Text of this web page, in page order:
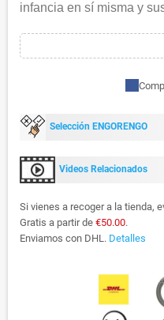
infancia en sí misma y
Selección ENGORENGO
Videos Relacionados
Si vienes a recoger a la tienda,
Gratis a partir de €50.00.
Enviamos con DHL. Detalles